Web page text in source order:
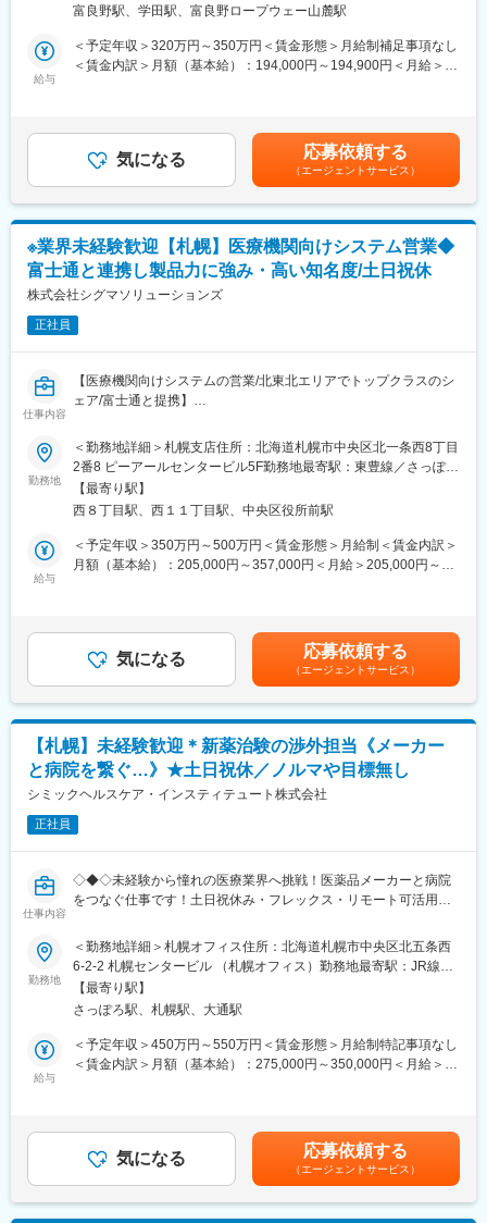
増益と確実に業績伸長しています。
変更の範囲：会社の定める業務
■業務内容
北海道富良野市を中心に、ご利用者様のご自宅へ訪問し、生活を
支えるお仕事です。
・日常の見守りや声かけ
訪問介護は、流れ作業ではありません。
ご利用者様の“当たり前の日常”を守ります。
最初は必ず先輩が同行。
一人で任せることはありませんのでご安心ください。
30分程度）
・各事業所の座学・実技研修、年次に応じたフォローアップ研修
に加え、キャリア志向の社員に向けた管理職育成研修など多様な
・キャリアアップに必要な資格は1~3年目にかけて取得が可能で
す。
※資格取得に必要な外部講習や試験は出社扱い・費用全額支給し全
面的にバックアップいたします。
■キャリアアップの流れ（例）
・1年目：初任者研修取得。基礎的な介護技術を身に付ける。
・5年目以降：計画作成担当やケアマネージャーなど、専門職とし
て活動の場が広がる
■1日のスケジュール（例）
8：00 事業所へ出勤、訪問先の確認と準備
9：00 A様宅 デイサービスの送り出し
10：30 B様宅 掃除・洗濯
12：00 お昼休憩（事業所内でも外でもOK）
13：30 C様宅 入浴介助
15：00 D様宅 排泄介助・掃除
※最初は必ず先輩が同行します！
■当社について
年齢や経験は問わず興味を持っていただいた方とは全員と面接を
させていただいております。会社説明会を随時開催しております
ので、お気軽にご参加ください♪
富良野駅、学田駅、富良野ロープウェー山麓駅
給与
＜予定年収＞320万円～350万円＜賃金形態＞月給制補足事項なし
＜賃金内訳＞月額（基本給）：194,000円～194,900円＜月給＞
あります。月給(月額)は固定手当を含めた表記です。
気になる 応募依頼する
（エージェントサービス）
※業界未経験歓迎【札幌】医療機関向けシステム営業◆
富士通と連携し製品力に強み・高い知名度/土日祝休
株式会社シグマソリューションズ
正社員
仕事内容
【医療機関向けシステムの営業/北東北エリアでトップクラスのシ
ェア/富士通と提携】
・青森や秋田などの東北北部地域にて、医療機関向けシステムの
導入でトップクラスのシェアを誇るため、業務における認知度が
高いです！
■業務内容
医療機関向けのシステム開発・販売を行っている同社にて主に札
幌市内を中心に道内の医療機関（調剤薬局）に向けて、システム
の導入提案営業を行っていただきます。また将来的に上記システ
自社製品のほか富士通などの有名企業の製品も扱うため、業界で
の知名度は高いです。
また、営業する際は、チーム体制で行っていただくため、チーム
■職務内容詳細：
入社後は、先輩社員に同行し、既存顧客の引継ぎや訪問を通じて
業務の流れを習得していただきます。OJTを中心に、既存顧客対
す。業務に慣れてきた頃に取り組んでいただく新規営業について
です。飛び込み営業はほとんど行っておらず、主にお問い合わせ
す。
明確な担当顧客数は定められていませんが、目安として50～60社
■教育体制
入社後半年程度は先輩社員の商談に同席していただき、どのよう
な流れで契約が行われるかを習得いただきます。慣れてきたらご
っていただきます。
同社製品は医療機関の診療報酬改定に対応する関係で需要に波が
あるため、報酬改定対応がある年度は高めに、そうでない年は低
めに設定されます。
勤務地
＜勤務地詳細＞札幌支店住所：北海道札幌市中央区北一条西8丁目
2番8 ピーアールセンタービル5F勤務地最寄駅：東豊線／さっぽろ
駅受動喫煙対策：屋内全面禁煙変更の範囲：会社の定める事業所
【最寄り駅】
西８丁目駅、西１１丁目駅、中央区役所前駅
給与
＜予定年収＞350万円～500万円＜賃金形態＞月給制＜賃金内訳＞
月額（基本給）：205,000円～357,000円＜月給＞205,000円～
気になる 応募依頼する
（エージェントサービス）
【札幌】未経験歓迎＊新薬治験の渉外担当《メーカー
と病院を繋ぐ…》★土日祝休／ノルマや目標無し
シミックヘルスケア・インスティテュート株式会社
正社員
仕事内容
◇◆◇未経験から憧れの医療業界へ挑戦！医薬品メーカーと病院
をつなぐ仕事です！土日祝休み・フレックス・リモート可活用可
ーン・Iターンの方も大歓迎です◇◆◇
【当ポジションについて（SMA・治験事務局担当とは）】
治験を実施したい『製薬メーカー』と実施可能な『病院』をつな
ぐ、架け橋のようなお仕事です。正式名称をSMA（治験事務局担
当）といい、医療業界の専門職種となります。
【業務概要】
する事で、日本の医療を支えるやりがいがあります。
【業務詳細】
勤務地
＜勤務地詳細＞札幌オフィス住所：北海道札幌市中央区北五条西
6-2-2 札幌センタービル （札幌オフィス）勤務地最寄駅：JR線／
札幌駅受動喫煙対策：屋内全面禁煙変更の範囲：会社の定める事
業所（リモートワーク含む）
【最寄り駅】
さっぽろ駅、札幌駅、大通駅
給与
＜予定年収＞450万円～550万円＜賃金形態＞月給制特記事項なし
＜賃金内訳＞月額（基本給）：275,000円～350,000円＜月給＞
(月額)は固定手当を含めた表記です。
気になる 応募依頼する
（エージェントサービス）